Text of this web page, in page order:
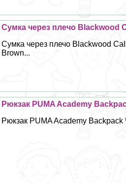
Сумка через плечо Blackwood
Сумка через плечо Blackwood
Brown...
Рюкзак PUMA Academy
Рюкзак PUMA Academy